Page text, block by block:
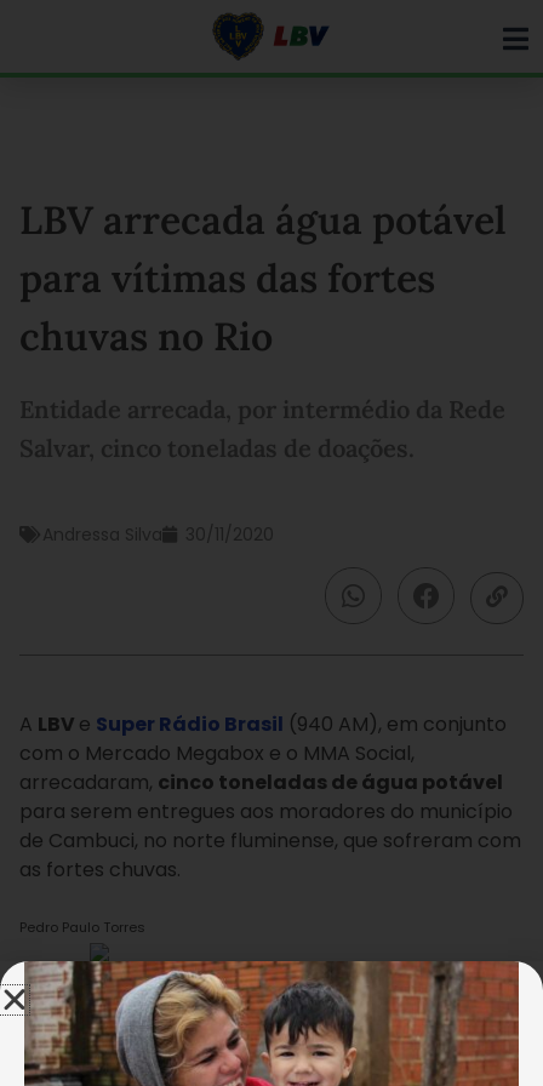
LBV arrecada água potável
para vítimas das fortes
chuvas no Rio
Entidade arrecada, por intermédio da Rede
Salvar, cinco toneladas de doações.
Andressa Silva 30/11/2020
A LBV e Super Rádio Brasil (940 AM), em conjunto
com o Mercado Megabox e o MMA Social,
arrecadaram, cinco toneladas de água potável
para serem entregues aos moradores do município
de Cambuci, no norte fluminense, que sofreram com
as fortes chuvas.
Pedro Paulo Torres
De acordo com a Defesa Civil,mais de quatro mil
pessoas foram afetadas. Pontes foram levadas